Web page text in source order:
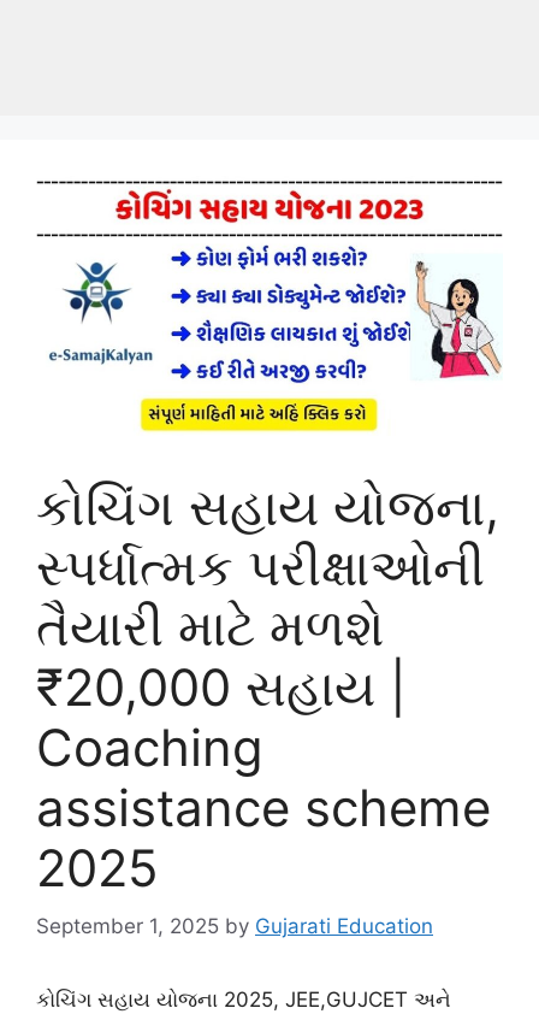
કોચિંગ સહાય યોજના,
સ્પર્ધાત્મક પરીક્ષાઓની
તૈયારી માટે મળશે
₹20,000 સહાય |
Coaching
assistance scheme
2025
September 1, 2025 by Gujarati Education
કોચિંગ સહાય યોજના 2025, JEE,GUJCET અને